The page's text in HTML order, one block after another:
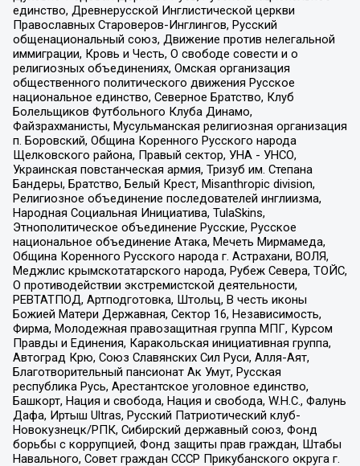
единство, Древнерусской Инглистической церкви
Православных Староверов-Инглингов, Русский
общенациональный союз, Движение против нелегальной
иммиграции, Кровь и Честь, О свободе совести и о
религиозных объединениях, Омская организация
общественного политического движения Русское
национальное единство, Северное Братство, Клуб
Болельщиков Футбольного Клуба Динамо,
Файзрахманисты, Мусульманская религиозная организация
п. Боровский, Община Коренного Русского народа
Щелковского района, Правый сектор, УНА - УНСО,
Украинская повстанческая армия, Тризуб им. Степана
Бандеры, Братство, Белый Крест, Misanthropic division,
Религиозное объединение последователей инглиизма,
Народная Социальная Инициатива, TulaSkins,
Этнополитическое объединение Русские, Русское
национальное объединение Атака, Мечеть Мирмамеда,
Община Коренного Русского народа г. Астрахани, ВОЛЯ,
Меджлис крымскотатарского народа, Рубеж Севера, ТОЙС,
О противодействии экстремистской деятельности,
РЕВТАТПОД, Артподготовка, Штольц, В честь иконы
Божией Матери Державная, Сектор 16, Независимость,
Фирма, Молодежная правозащитная группа МПГ, Курсом
Правды и Единения, Каракольская инициативная группа,
Автоград Крю, Союз Славянских Сил Руси, Алля-Аят,
Благотворительный пансионат Ак Умут, Русская
республика Русь, Арестантское уголовное единство,
Башкорт, Нация и свобода, Нация и свобода, W.H.С., Фалунь
Дафа, Иртыш Ultras, Русский Патриотический клуб-
Новокузнецк/РПК, Сибирский державный союз, Фонд
борьбы с коррупцией, Фонд защиты прав граждан, Штабы
Навального, Совет граждан СССР Прикубанского округа г.